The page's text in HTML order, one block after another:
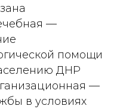
—
помощи
ДНР
—
в условиях